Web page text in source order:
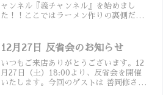
ャンネル『義チャンネル』を始めまし
た！！ここではラーメン作りの裏側だけ
ます。ぜひチャンネル登録して、一緒に
12月27日 反省会のお知らせ
いつもご来店ありがとうございます。12
月27日（土）18:00より、反省会を開催
いたします。今回のゲストは 善岡修さん